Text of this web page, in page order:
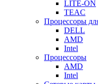
LITE-ON
TEAC
Процессоры
DELL
AMD
Intel
Процессоры
AMD
Intel